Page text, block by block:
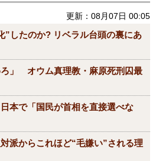
更新：08月07日 00:05
”したのか? リベラル台頭の裏にあ
ろ」 オウム真理教・麻原死刑囚最
本で「国民が首相を直接選べな
対派からこれほど“毛嫌い”される理